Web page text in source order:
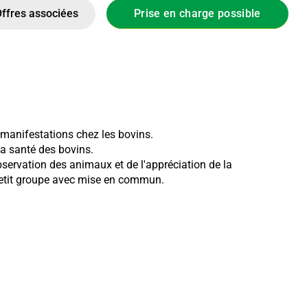
associées Prise en charge possible
chez les bovins.
santé des bovins.
des animaux et de l'appréciation de la
groupe avec mise en commun.